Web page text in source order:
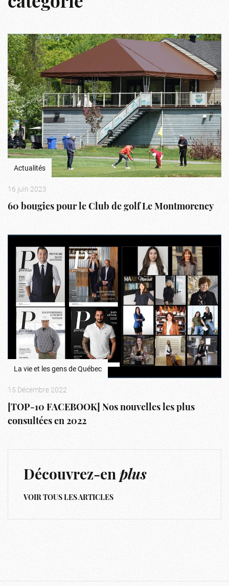
Actualités
16 juin 2023
60 bougies pour le Club de golf Le Montmorency
La vie et les gens de Québec
15 Décembre 2022
[TOP-10 FACEBOOK] Nos nouvelles les plus
consultées en 2022
Découvrez-enplus
VOIR TOUS LES ARTICLES